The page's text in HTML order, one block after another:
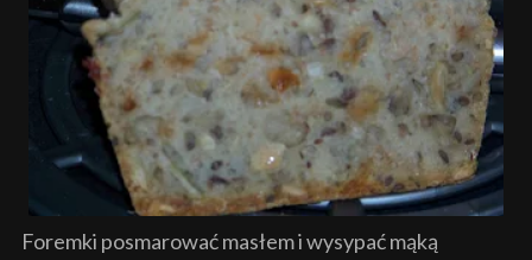
Foremki posmarować masłem i wysypać mąką